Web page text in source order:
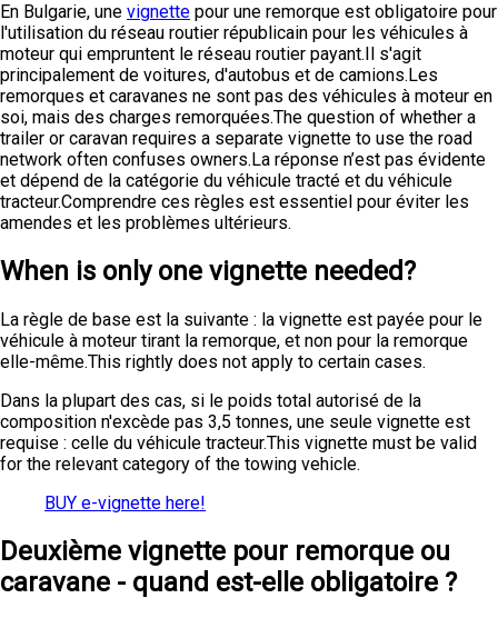
En Bulgarie, une vignette pour une remorque est obligatoire pour
l'utilisation du réseau routier républicain pour les véhicules à
moteur qui empruntent le réseau routier payant.Il s'agit
principalement de voitures, d'autobus et de camions.Les
remorques et caravanes ne sont pas des véhicules à moteur en
soi, mais des charges remorquées.The question of whether a
trailer or caravan requires a separate vignette to use the road
network often confuses owners.La réponse n’est pas évidente
et dépend de la catégorie du véhicule tracté et du véhicule
tracteur.Comprendre ces règles est essentiel pour éviter les
amendes et les problèmes ultérieurs.
When is only one vignette needed?
La règle de base est la suivante : la vignette est payée pour le
véhicule à moteur tirant la remorque, et non pour la remorque
elle-même.This rightly does not apply to certain cases.
Dans la plupart des cas, si le poids total autorisé de la
composition n'excède pas 3,5 tonnes, une seule vignette est
requise : celle du véhicule tracteur.This vignette must be valid
for the relevant category of the towing vehicle.
BUY e-vignette here!
Deuxième vignette pour remorque ou
caravane - quand est-elle obligatoire ?